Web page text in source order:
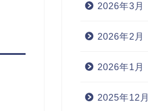
2026年3月
2026年2月
2026年1月
2025年12月